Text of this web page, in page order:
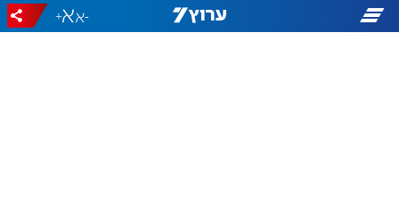
-
+